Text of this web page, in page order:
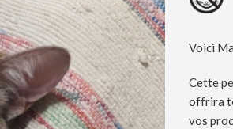
Voici
Cette
offrira
vos